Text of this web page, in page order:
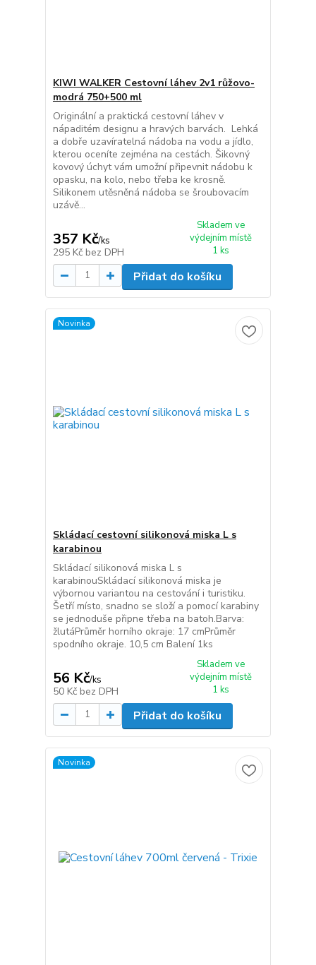
KIWI WALKER Cestovní láhev 2v1 růžovo-
modrá 750+500 ml
Originální a praktická cestovní láhev v
nápaditém designu a hravých barvách. Lehká
a dobře uzavíratelná nádoba na vodu a jídlo,
kterou oceníte zejména na cestách. Šikovný
kovový úchyt vám umožní připevnit nádobu k
opasku, na kolo, nebo třeba ke krosně.
Silikonem utěsněná nádoba se šroubovacím
uzávě...
357 Kč/ks
295 Kč bez DPH
Skladem ve
výdejním místě
1 ks
Přidat do košíku
Novinka
Skládací cestovní silikonová miska L s
karabinou
Skládací silikonová miska L s
karabinouSkládací silikonová miska je
výbornou variantou na cestování i turistiku.
Šetří místo, snadno se složí a pomocí karabiny
se jednoduše připne třeba na batoh.Barva:
žlutáPrůměr horního okraje: 17 cmPrůměr
spodního okraje. 10,5 cm Balení 1ks
56 Kč/ks
50 Kč bez DPH
Skladem ve
výdejním místě
1 ks
Přidat do košíku
Novinka